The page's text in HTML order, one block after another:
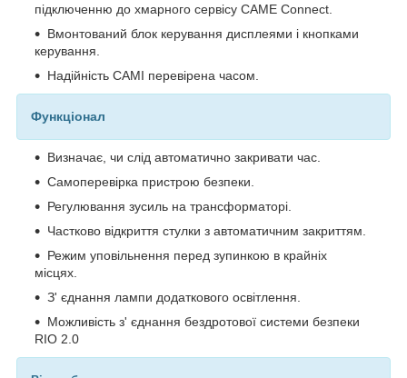
підключенню до хмарного сервісу CAME Connect.
Вмонтований блок керування дисплеями і кнопками
керування.
Надійність САМІ перевірена часом.
Функціонал
Визначає, чи слід автоматично закривати час.
Самоперевірка пристрою безпеки.
Регулювання зусиль на трансформаторі.
Частково відкриття стулки з автоматичним закриттям.
Режим уповільнення перед зупинкою в крайніх
місцях.
З' єднання лампи додаткового освітлення.
Можливість з' єднання бездротової системи безпеки
RIO 2.0